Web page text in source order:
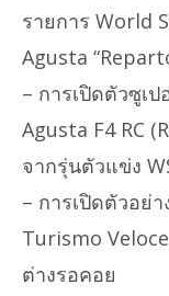
รายการ World
Agusta
– การเปิดตัวซูเ
Agusta F4 RC
จากรุ่นตัวแข่ง
– การเปิดตัวอย่
Turismo
ต่างรอคอย